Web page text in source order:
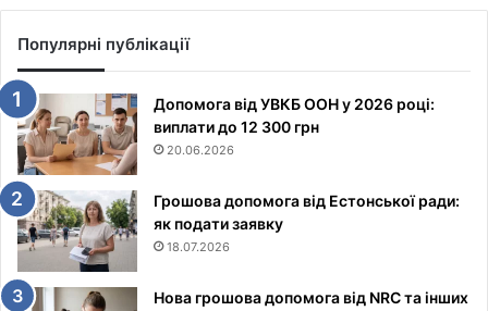
Популярні публікації
Допомога від УВКБ ООН у 2026 році:
виплати до 12 300 грн
20.06.2026
Грошова допомога від Естонської ради:
як подати заявку
18.07.2026
Нова грошова допомога від NRC та інших